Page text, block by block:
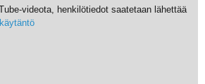
videota, henkilötiedot saatetaan lähettää